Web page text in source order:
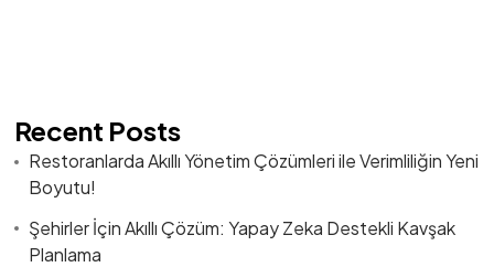
Recent Posts
Restoranlarda Akıllı Yönetim Çözümleri ile Verimliliğin Yeni
Boyutu!
Şehirler İçin Akıllı Çözüm: Yapay Zeka Destekli Kavşak
Planlama